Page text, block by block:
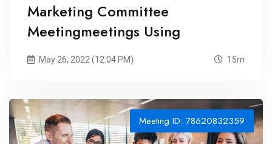
Marketing Committee
Meetingmeetings Using
May 26, 2022 (12:04 PM) 15m
Meeting ID: 78620832359